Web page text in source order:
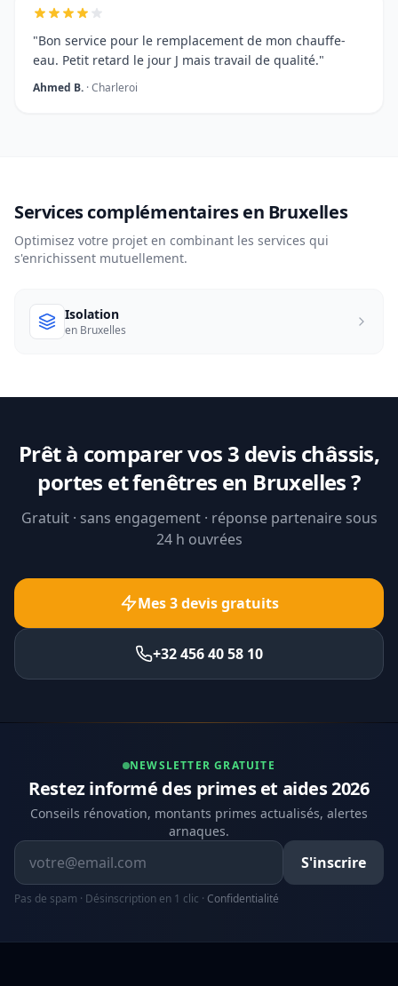
"Bon service pour le remplacement de mon chauffe-
eau. Petit retard le jour J mais travail de qualité."
Ahmed B. · Charleroi
Services complémentaires en Bruxelles
Optimisez votre projet en combinant les services qui
s'enrichissent mutuellement.
Isolation
en Bruxelles
Prêt à comparer vos 3 devis châssis,
portes et fenêtres en Bruxelles ?
Gratuit · sans engagement · réponse partenaire sous
24 h ouvrées
Mes 3 devis gratuits
+32 456 40 58 10
NEWSLETTER GRATUITE
Restez informé des primes et aides 2026
Conseils rénovation, montants primes actualisés, alertes
arnaques.
Adresse email
S'inscrire
Pas de spam · Désinscription en 1 clic · Confidentialité